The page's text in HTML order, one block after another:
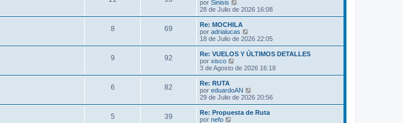
j
e
m
e
a
j
e
t
m
e
s
j
e
por Sinisis
e
r
ú
l
t
m
o
m
e
a
j
e
28 de Julio de 2026 16:08
8 69
Re: MOCHILA
por adrialucas
e
r
ú
t
o
m
e
s
18 de Julio de 2026 22:05
9 92
Re: VUELOS Y ÚLTIMOS DETALLES
por xisco
e
r
l
t
m
o
3 de Agosto de 2026 16:18
6 82
Re: RUTA
por eduardoAN
e
r
ú
29 de Julio de 2026 20:56
5 39
Re: Propuesta de Ruta
por nefo